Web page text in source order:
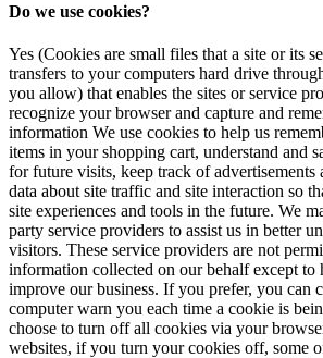
Do we use cookies?
Yes (Cookies are small files that a site or its
transfers to your computers hard drive
you allow) that enables the sites or service
recognize your browser and capture and
information We use cookies to help us
items in your shopping cart, understand and
for future visits, keep track of advertisements
data about site traffic and site interaction so
site experiences and tools in the future. We
party service providers to assist us in better
visitors. These service providers are not
information collected on our behalf except to
improve our business. If you prefer, you can
computer warn you each time a cookie is
choose to turn off all cookies via your
websites, if you turn your cookies off, some